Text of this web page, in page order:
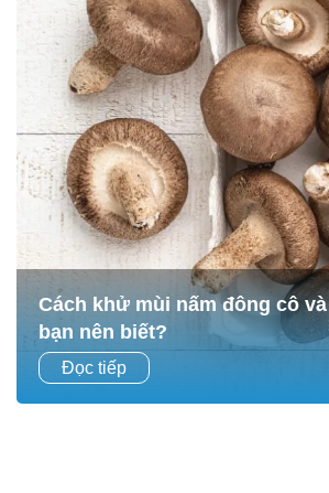
Cách khử mùi nấm đông cô
bạn nên biết?
Nấm đông cô không chỉ là nguyên liệu
nhiều món ăn gia đình Việt mà còn là
giàu dinh dưỡng, tốt cho sức khỏe....
Đọc tiếp